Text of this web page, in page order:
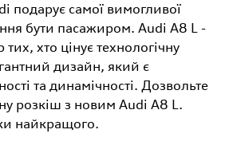
подарує самої вимогливої
бути пасажиром. Audi A8 L -
хто цінує технологічну
дизайн, який є
та динамічності. Дозвольте
розкіш з новим Audi A8 L.
найкращого.